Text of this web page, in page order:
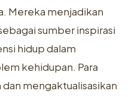
Mereka menjadikan
sumber inspirasi
hidup dalam
kehidupan. Para
mengaktualisasikan